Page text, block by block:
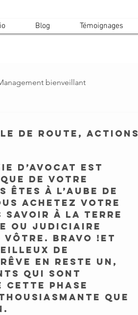
Blog Témoignages
bienveillant
de route, actions
d’Avocat est
de votre
à l’aube de
achetez votre
savoir à la terre
ou judiciaire
vôtre. Bravo !et
de
en reste un,
qui sont
cette phase
que